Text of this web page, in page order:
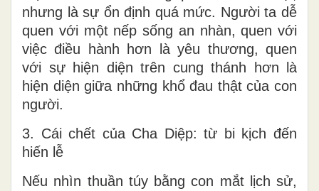
nhưng là sự ổn định quá mức. Người ta dễ
quen với một nếp sống an nhàn, quen với
việc điều hành hơn là yêu thương, quen
với sự hiện diện trên cung thánh hơn là
hiện diện giữa những khổ đau thật của con
người.
3. Cái chết của Cha Diệp: từ bi kịch đến
hiến lễ
Nếu nhìn thuần túy bằng con mắt lịch sử,